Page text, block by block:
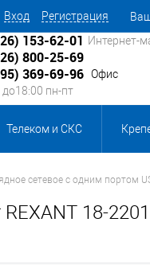
Вход Регистрация
153-62-01 Интернет-
800-25-69
369-69-96 Офис
до18:00 пн-пт
Телеком и СКС
Источники питания
и
сетевое с одним портом
18-2201